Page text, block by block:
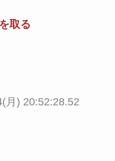
取る
月) 20:52:28.52